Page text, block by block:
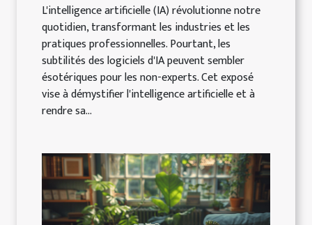
L'intelligence artificielle (IA) révolutionne notre
quotidien, transformant les industries et les
pratiques professionnelles. Pourtant, les
subtilités des logiciels d'IA peuvent sembler
ésotériques pour les non-experts. Cet exposé
vise à démystifier l'intelligence artificielle et à
rendre sa...